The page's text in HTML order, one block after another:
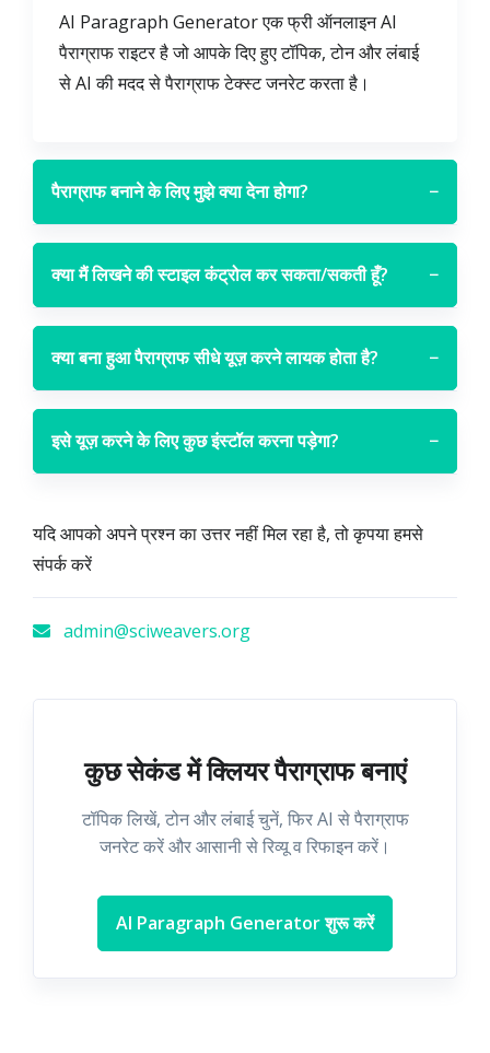
AI Paragraph Generator एक फ्री ऑनलाइन AI
पैराग्राफ राइटर है जो आपके दिए हुए टॉपिक, टोन और लंबाई
से AI की मदद से पैराग्राफ टेक्स्ट जनरेट करता है।
पैराग्राफ बनाने के लिए मुझे क्या देना होगा? −
क्या मैं लिखने की स्टाइल कंट्रोल कर सकता/सकती हूँ? −
क्या बना हुआ पैराग्राफ सीधे यूज़ करने लायक होता है? −
इसे यूज़ करने के लिए कुछ इंस्टॉल करना पड़ेगा? −
यदि आपको अपने प्रश्न का उत्तर नहीं मिल रहा है, तो कृपया हमसे
संपर्क करें
admin@sciweavers.org
कुछ सेकंड में क्लियर पैराग्राफ बनाएं
टॉपिक लिखें, टोन और लंबाई चुनें, फिर AI से पैराग्राफ
जनरेट करें और आसानी से रिव्यू व रिफाइन करें।
AI Paragraph Generator शुरू करें